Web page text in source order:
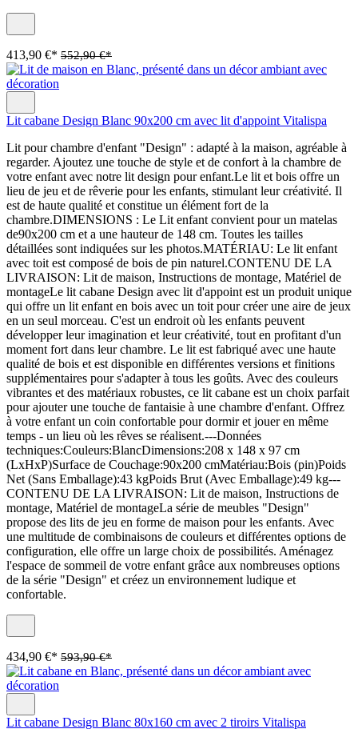
413,90 €* 552,90 €*
Lit cabane Design Blanc 90x200 cm avec lit d'appoint Vitalispa
Lit pour chambre d'enfant "Design" : adapté à la maison, agréable à
regarder. Ajoutez une touche de style et de confort à la chambre de
votre enfant avec notre lit design pour enfant.Le lit et bois offre un
lieu de jeu et de rêverie pour les enfants, stimulant leur créativité. Il
est de haute qualité et constitue un élément fort de la
chambre.DIMENSIONS : Le Lit enfant convient pour un matelas
de90x200 cm et a une hauteur de 148 cm. Toutes les tailles
détaillées sont indiquées sur les photos.MATÉRIAU: Le lit enfant
avec toit est composé de bois de pin naturel.CONTENU DE LA
LIVRAISON: Lit de maison, Instructions de montage, Matériel de
montageLe lit cabane Design avec lit d'appoint est un produit unique
qui offre un lit enfant en bois avec un toit pour créer une aire de jeux
en un seul morceau. C'est un endroit où les enfants peuvent
développer leur imagination et leur créativité, tout en profitant d'un
moment fort dans leur chambre. Le lit est fabriqué avec une haute
qualité de bois et est disponible en différentes versions et finitions
supplémentaires pour s'adapter à tous les goûts. Avec des couleurs
vibrantes et des matériaux robustes, ce lit cabane est un choix parfait
pour ajouter une touche de fantaisie à une chambre d'enfant. Offrez
à votre enfant un coin confortable pour dormir et jouer en même
temps - un lieu où les rêves se réalisent.---Données
techniques:Couleurs:BlancDimensions:208 x 148 x 97 cm
(LxHxP)Surface de Couchage:90x200 cmMatériau:Bois (pin)Poids
Net (Sans Emballage):43 kgPoids Brut (Avec Emballage):49 kg---
CONTENU DE LA LIVRAISON: Lit de maison, Instructions de
montage, Matériel de montageLa série de meubles "Design"
propose des lits de jeu en forme de maison pour les enfants. Avec
une multitude de combinaisons de couleurs et différentes options de
configuration, elle offre un large choix de possibilités. Aménagez
l'espace de sommeil de votre enfant grâce aux nombreuses options
de la série "Design" et créez un environnement ludique et
confortable.
434,90 €* 593,90 €*
Lit cabane Design Blanc 80x160 cm avec 2 tiroirs Vitalispa